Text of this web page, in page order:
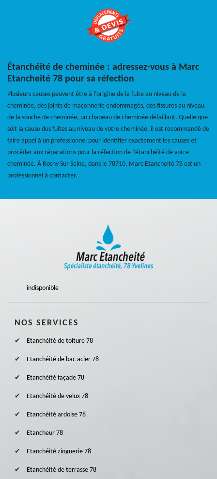
Étanchéité de cheminée : adressez-vous à Marc
Etancheité 78 pour sa réfection
Plusieurs causes peuvent être à l’origine de la fuite au niveau de la
cheminée, des joints de maçonnerie endommagés, des fissures au niveau
de la souche de cheminée, un chapeau de cheminée défaillant. Quelle que
soit la cause des fuites au niveau de votre cheminée, il est recommandé de
faire appel à un professionnel pour identifier exactement les causes et
procéder aux réparations pour la réfection de l’étanchéité de votre
cheminée. À Rosny Sur Seine, dans le 78710, Marc Etancheité 78 est un
professionnel à contacter.
indisponible
NOS SERVICES
Etanchéité de toiture 78
Etanchéité de bac acier 78
Etanchéité façade 78
Etanchéité de velux 78
Etanchéité ardoise 78
Etancheur 78
Etanchéité zinguerie 78
Etanchéité de terrasse 78